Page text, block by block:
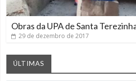
Obras da UPA de Santa
29 de dezembro de 2017
ÚLTIMAS